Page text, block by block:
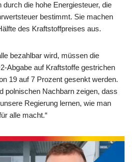
die hohe Energiesteuer, die
bestimmt. Sie machen
des Kraftstoffpreises aus.
bezahlbar wird, müssen die
Abgabe auf Kraftstoffe gestrichen
19 auf 7 Prozent gesenkt werden.
polnischen Nachbarn zeigen, dass
Regierung lernen, wie man
alle macht.“